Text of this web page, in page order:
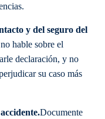
y del seguro del
hable sobre el
declaración, y no
su caso más
Documente